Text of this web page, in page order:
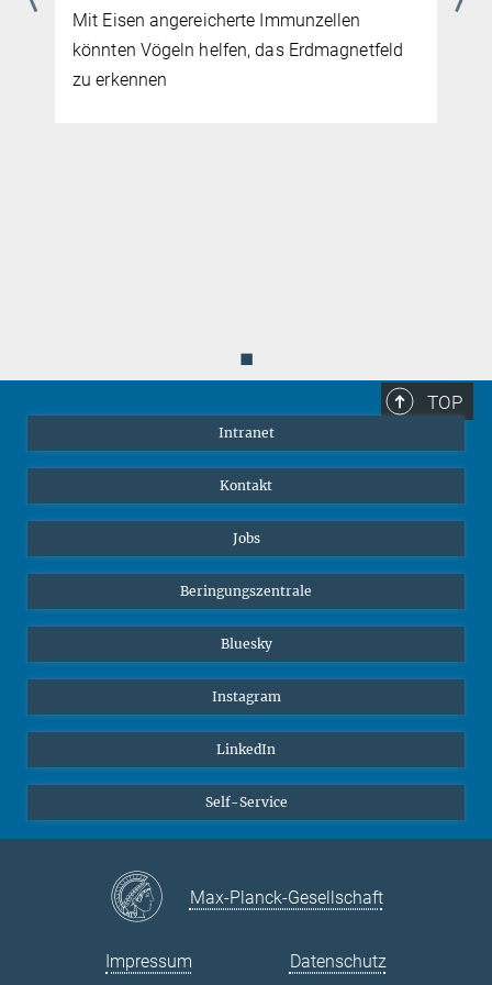
21. MAI 2026
Kultur
Eine Langzeitstudie zeigt, dass
◼
TOP
Intranet
Kontakt
Jobs
Beringungszentrale
Bluesky
Instagram
LinkedIn
Self-Service
Max-Planck-Gesellschaft
Impressum Datenschutz